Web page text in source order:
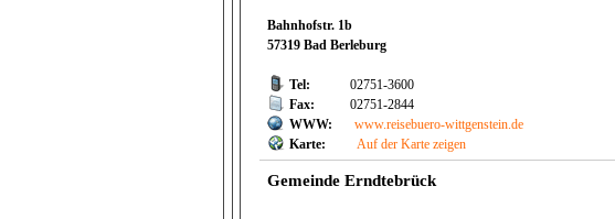
Bahnhofstr. 1b
57319 Bad Berleburg
Tel:
02751-3600
Fax:
02751-2844
WWW:
www.reisebuero-wittgenstein.de
Karte:
Auf der Karte zeigen
Gemeinde Erndtebrück